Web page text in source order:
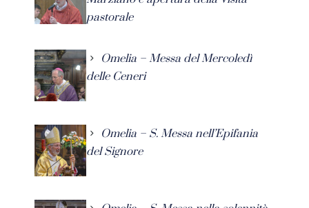
pastorale
Omelia – Messa del Mercoledì
delle Ceneri
Omelia – S. Messa nell’Epifania
del Signore